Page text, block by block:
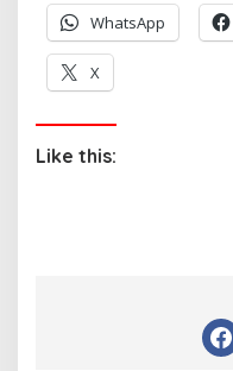
WhatsApp
X
Like this: